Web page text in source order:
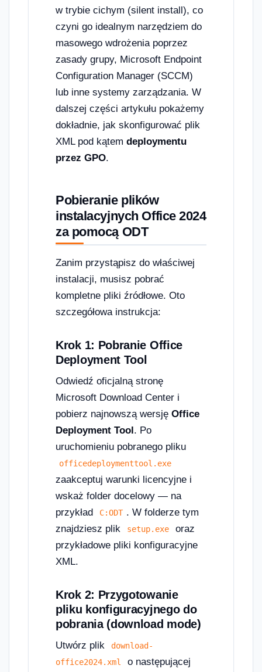
w trybie cichym (silent install), co
czyni go idealnym narzędziem do
masowego wdrożenia poprzez
zasady grupy, Microsoft Endpoint
Configuration Manager (SCCM)
lub inne systemy zarządzania. W
dalszej części artykułu pokażemy
dokładnie, jak skonfigurować plik
XML pod kątem deploymentu
przez GPO.
Pobieranie plików
instalacyjnych Office 2024
za pomocą ODT
Zanim przystąpisz do właściwej
instalacji, musisz pobrać
kompletne pliki źródłowe. Oto
szczegółowa instrukcja:
Krok 1: Pobranie Office
Deployment Tool
Odwiedź oficjalną stronę
Microsoft Download Center i
pobierz najnowszą wersję Office
Deployment Tool . Po
uruchomieniu pobranego pliku
officedeploymenttool.exe
zaakceptuj warunki licencyjne i
wskaż folder docelowy — na
przykład
C:ODT . W folderze tym
znajdziesz plik
setup.exe
oraz
przykładowe pliki konfiguracyjne
XML.
Krok 2: Przygotowanie
pliku konfiguracyjnego do
pobrania (download mode)
Utwórz plik
download-
office2024.xml
o następującej